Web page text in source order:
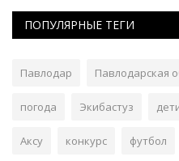
ПОПУЛЯРНЫЕ ТЕГИ
Павлодар Павлодарская
погода Экибастуз
Аксу конкурс футбол